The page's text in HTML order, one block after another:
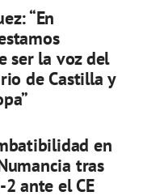
“En
ser la voz del
de Castilla y
en
tras
ante el CE